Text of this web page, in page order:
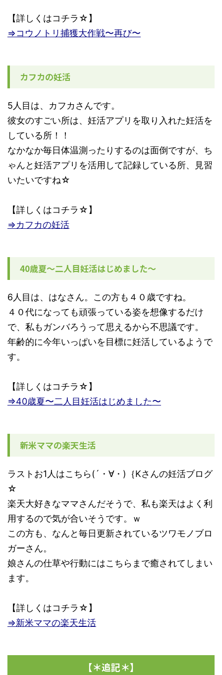
【詳しくはコチラ☆】
⇒コウノトリ捕獲大作戦〜再び〜
カフカの妊活
5人目は、カフカさんです。
彼女のすごい所は、妊活アプリを取り入れた妊活を
している所！！
なかなか毎日体温測ったりするのは面倒ですが、ち
ゃんと妊活アプリを活用して記録している所、見習
いたいですね☆
【詳しくはコチラ☆】
⇒カフカの妊活
40歳夏〜二人目妊活はじめました〜
6人目は、はなさん。この方も４０歳ですね。
４０代になっても頑張っている姿を想像するだけ
で、私もガンバろうって思えるから不思議です。
年齢的に今年いっぱいを目標に妊活しているようで
す。
【詳しくはコチラ☆】
⇒40歳夏〜二人目妊活はじめました〜
新米ママの楽天生活
ラストお1人はこちら(´・∀・)｛Kさんの妊活ブログ
☆
楽天大好きなママさんだそうで、私も楽天はよく利
用するので気が合いそうです。ｗ
この方も、なんと毎日更新されているツワモノブロ
ガーさん。
娘さんの仕草や行動にはこちらまで癒されてしまい
ます。
【詳しくはコチラ☆】
⇒新米ママの楽天生活
【＊追記＊】